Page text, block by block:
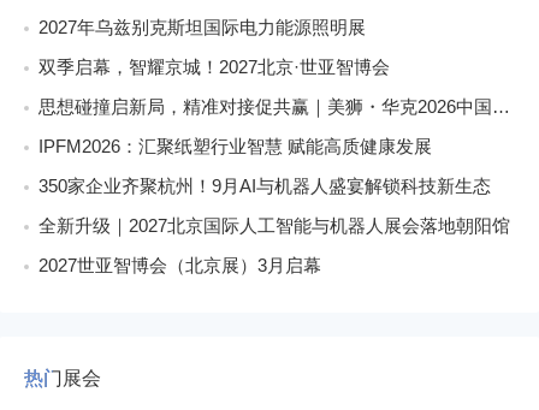
2027年乌兹别克斯坦国际电力能源照明展
双季启幕，智耀京城！2027北京·世亚智博会
思想碰撞启新局，精准对接促共赢｜美狮・华克2026中国餐饮包装创新发展大会圆满收官
IPFM2026：汇聚纸塑行业智慧 赋能高质健康发展
350家企业齐聚杭州！9月AI与机器人盛宴解锁科技新生态
全新升级｜2027北京国际人工智能与机器人展会落地朝阳馆
2027世亚智博会（北京展）3月启幕
热门展会